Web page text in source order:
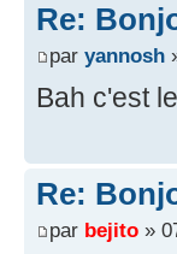
Re:
par yannosh
Bah c'est
Re:
par bejito »